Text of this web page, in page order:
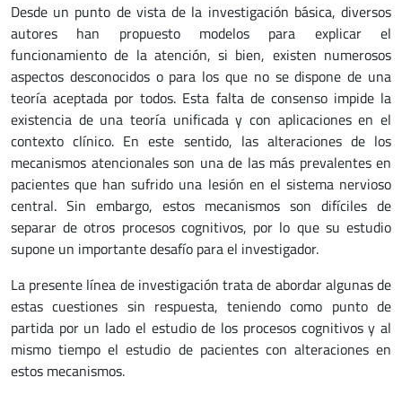
Desde un punto de vista de la investigación básica, diversos
autores han propuesto modelos para explicar el
funcionamiento de la atención, si bien, existen numerosos
aspectos desconocidos o para los que no se dispone de una
teoría aceptada por todos. Esta falta de consenso impide la
existencia de una teoría unificada y con aplicaciones en el
contexto clínico. En este sentido, las alteraciones de los
mecanismos atencionales son una de las más prevalentes en
pacientes que han sufrido una lesión en el sistema nervioso
central. Sin embargo, estos mecanismos son difíciles de
separar de otros procesos cognitivos, por lo que su estudio
supone un importante desafío para el investigador.
La presente línea de investigación trata de abordar algunas de
estas cuestiones sin respuesta, teniendo como punto de
partida por un lado el estudio de los procesos cognitivos y al
mismo tiempo el estudio de pacientes con alteraciones en
estos mecanismos.